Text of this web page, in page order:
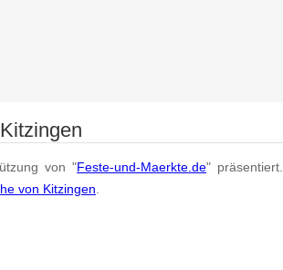
von "Feste-und-Maerkte.de" präsentiert.
von Kitzingen.